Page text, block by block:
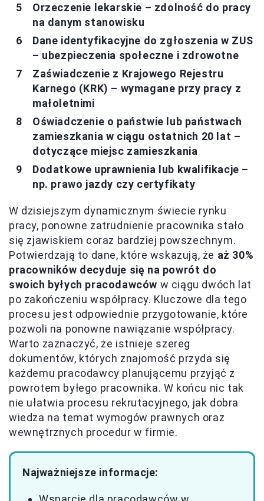
Orzeczenie lekarskie – zdolność do pracy
na danym stanowisku
Dane identyfikacyjne do zgłoszenia w ZUS
– ubezpieczenia społeczne i zdrowotne
Zaświadczenie z Krajowego Rejestru
Karnego (KRK) – wymagane przy pracy z
małoletnimi
Oświadczenie o państwie lub państwach
zamieszkania w ciągu ostatnich 20 lat –
dotyczące miejsc zamieszkania
Dodatkowe uprawnienia lub kwalifikacje –
np. prawo jazdy czy certyfikaty
W dzisiejszym dynamicznym świecie rynku
pracy, ponowne zatrudnienie pracownika stało
się zjawiskiem coraz bardziej powszechnym.
Potwierdzają to dane, które wskazują, że aż 30%
pracowników decyduje się na powrót do
swoich byłych pracodawców w ciągu dwóch lat
po zakończeniu współpracy. Kluczowe dla tego
procesu jest odpowiednie przygotowanie, które
pozwoli na ponowne nawiązanie współpracy.
Warto zaznaczyć, że istnieje szereg
dokumentów, których znajomość przyda się
każdemu pracodawcy planującemu przyjąć z
powrotem byłego pracownika. W końcu nic tak
nie ułatwia procesu rekrutacyjnego, jak dobra
wiedza na temat wymogów prawnych oraz
wewnętrznych procedur w firmie.
Najważniejsze informacje: